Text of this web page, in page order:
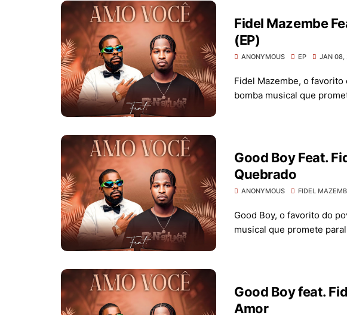
Fidel Mazembe
(EP)
ANONYMOUS EP JAN 08,
Fidel Mazembe, o favorito
bomba musical que
Good Boy Feat.
Quebrado
ANONYMOUS FIDEL
Good Boy, o favorito do
musical que promete
Good Boy feat.
Amor